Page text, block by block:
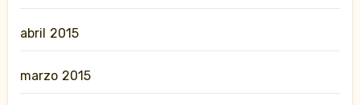
abril 2015
marzo 2015